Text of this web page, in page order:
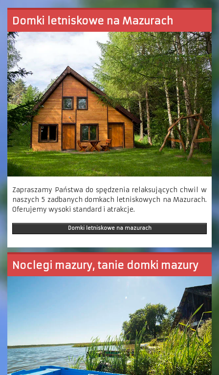
Domki letniskowe na Mazurach
Zapraszamy Państwa do spędzenia relaksujących chwil w
naszych 5 zadbanych domkach letniskowych na Mazurach.
Oferujemy wysoki standard i atrakcje.
Domki letniskowe na mazurach
Noclegi mazury, tanie domki mazury